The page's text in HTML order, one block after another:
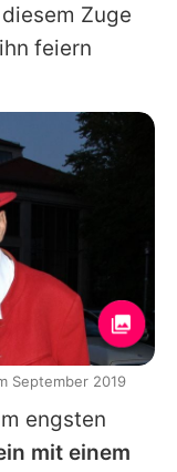
Zuge
feiern
engsten
mit einem
September 2019